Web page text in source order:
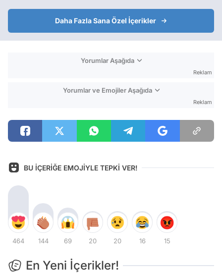
Daha Fazla Sana Özel İçerikler
Yorumlar Aşağıda
Reklam
Yorumlar ve Emojiler Aşağıda
Reklam
BU İÇERİĞE EMOJİYLE TEPKİ VER!
464 144 69 20 20 16 15
En Yeni İçerikler!